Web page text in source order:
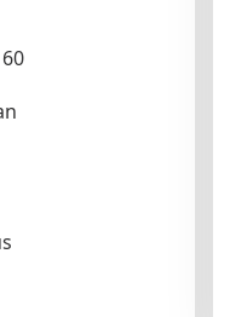
Kepiting di Jambi